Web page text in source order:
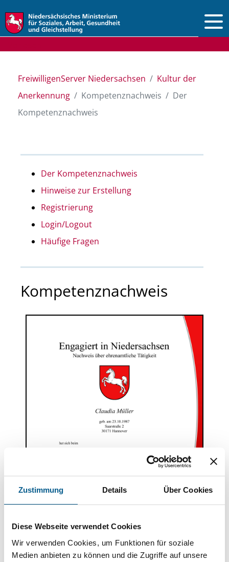
Zustimmung Details Über Cookies
Diese Webseite verwendet Cookies
Wir verwenden Cookies, um Funktionen für soziale
Medien anbieten zu können und die Zugriffe auf unsere
FreiwilligenServer Niedersachsen
Kultur der
Anerkennung
Kompetenznachweis
Der
Kompetenznachweis
Der Kompetenznachweis
Hinweise zur Erstellung
Registrierung
Login/Logout
Häufige Fragen
Kompetenznachweis